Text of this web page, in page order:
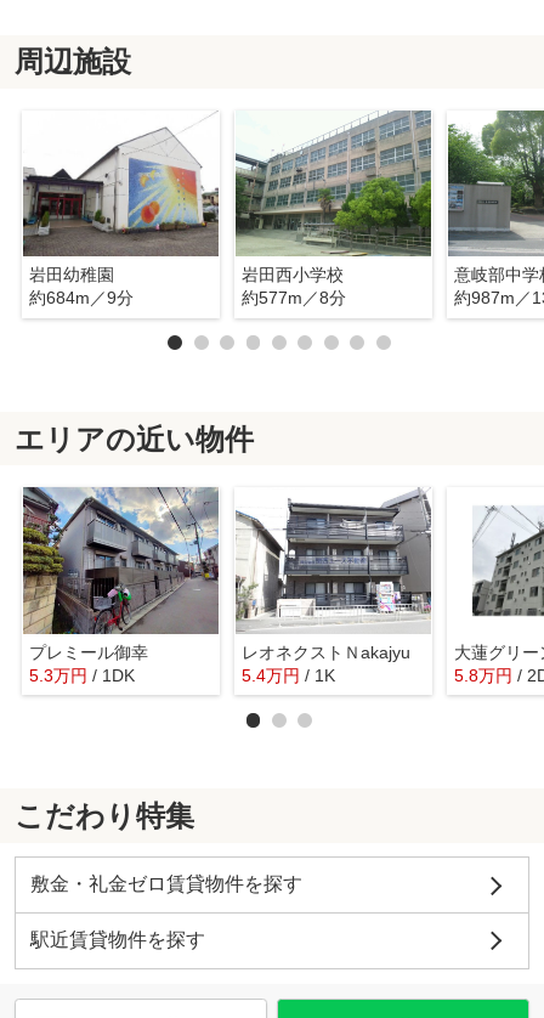
周辺施設
岩田幼稚園
約684m／9分
岩田西小学校
約577m／8分
意岐部中学
約987m／
エリアの近い物件
プレミール御幸
5.3万円 / 1DK
レオネクストＮakajyu
5.4万円 / 1K 5.8万円 /
こだわり特集
敷金・礼金ゼロ賃貸物件を探す
駅近賃貸物件を探す